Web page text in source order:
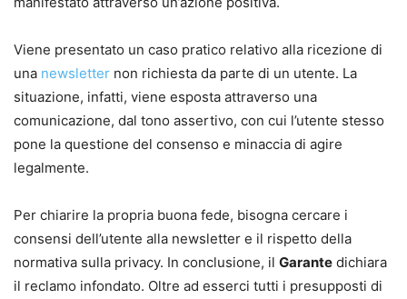
Viene presentato un caso pratico relativo alla ricezione di
una newsletter non richiesta da parte di un utente. La
situazione, infatti, viene esposta attraverso una
comunicazione, dal tono assertivo, con cui l’utente stesso
pone la questione del consenso e minaccia di agire
legalmente.
Per chiarire la propria buona fede, bisogna cercare i
consensi dell’utente alla newsletter e il rispetto della
normativa sulla privacy. In conclusione, il Garante dichiara
il reclamo infondato. Oltre ad esserci tutti i presupposti di